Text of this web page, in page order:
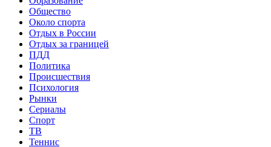
Общество
Около спорта
Отдых в России
Отдых за границей
ПДД
Политика
Происшествия
Психология
Рынки
Сериалы
Спорт
ТВ
Теннис